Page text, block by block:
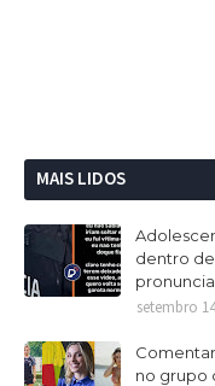
MAIS LIDOS
dentro
setembro
no grupo